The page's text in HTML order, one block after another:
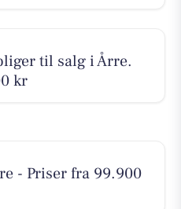
til salg i Årre.
kr
- Priser fra 99.900